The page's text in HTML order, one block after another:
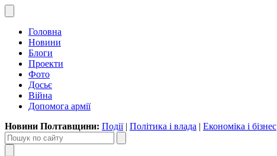
Головна
Новини
Блоги
Проекти
Фото
Досьє
Війна
Допомога армії
Новини Полтавщини: Події| Політика і влада | Економіка і бізнес